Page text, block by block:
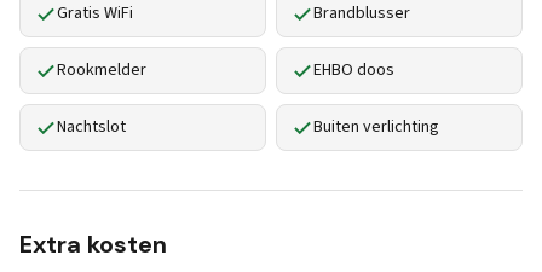
Gratis WiFi Brandblusser
Rookmelder EHBO doos
Nachtslot Buiten verlichting
Extra kosten